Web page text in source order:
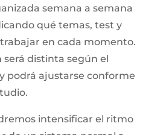
semana a semana
qué temas, test y
en cada momento.
será distinta según el
podrá ajustarse conforme
intensificar el ritmo